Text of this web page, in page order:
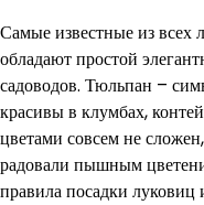
Самые известные из всех
обладают простой
садоводов. Тюльпан –
красивы в клумбах,
цветами совсем не
радовали пышным
правила посадки луковиц